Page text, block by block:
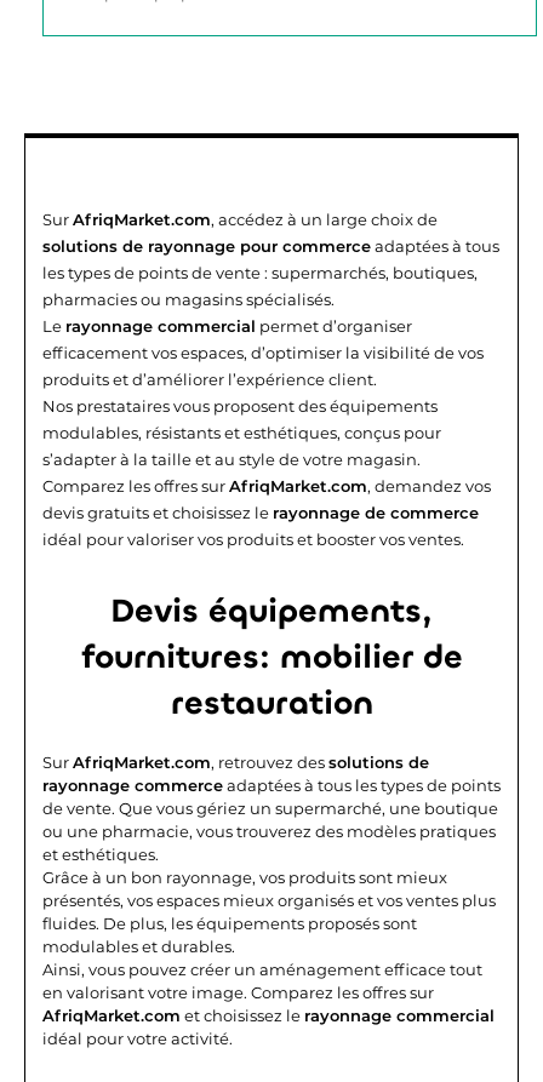
SurAfriqMarket.com, accédez à un large choix de
solutions de rayonnage pour commerceadaptées à tous
les types de points de vente : supermarchés, boutiques,
pharmacies ou magasins spécialisés.
Le rayonnage commercial permet d’organiser
efficacement vos espaces, d’optimiser la visibilité de vos
produits et d’améliorer l’expérience client.
Nos prestataires vous proposent des équipements
modulables, résistants et esthétiques, conçus pour
s’adapter à la taille et au style de votre magasin.
Comparez les offres surAfriqMarket.com, demandez vos
devis gratuits et choisissez le rayonnage de commerce
idéal pour valoriser vos produits et booster vos ventes.
Devis équipements,
fournitures: mobilier de
restauration
SurAfriqMarket.com, retrouvez dessolutions de
rayonnage commerceadaptées à tous les types de points
de vente. Que vous gériez un supermarché, une boutique
ou une pharmacie, vous trouverez des modèles pratiques
et esthétiques.
Grâce à un bon rayonnage, vos produits sont mieux
présentés, vos espaces mieux organisés et vos ventes plus
fluides. De plus, les équipements proposés sont
modulables et durables.
Ainsi, vous pouvez créer un aménagement efficace tout
en valorisant votre image. Comparez les offres sur
AfriqMarket.com et choisissez le rayonnage commercial
idéal pour votre activité.